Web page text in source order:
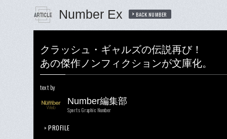
Number Ex BACK NUMBER
クラッシュ・ギャルズの伝説再び！
あの傑作ノンフィクションが文庫化。
text by
Number編集部
Sports Graphic Number
PROFILE